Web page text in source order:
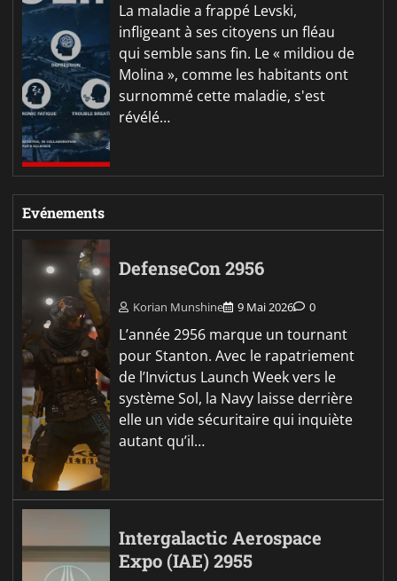
La maladie a frappé Levski,
infligeant à ses citoyens un fléau
qui semble sans fin. Le « mildiou de
Molina », comme les habitants ont
surnommé cette maladie, s'est
révélé…
Evénements
DefenseCon 2956
Korian Munshine 9 Mai 2026 0
L’année 2956 marque un tournant
pour Stanton. Avec le rapatriement
de l’Invictus Launch Week vers le
système Sol, la Navy laisse derrière
elle un vide sécuritaire qui inquiète
autant qu’il…
Intergalactic Aerospace
Expo (IAE) 2955